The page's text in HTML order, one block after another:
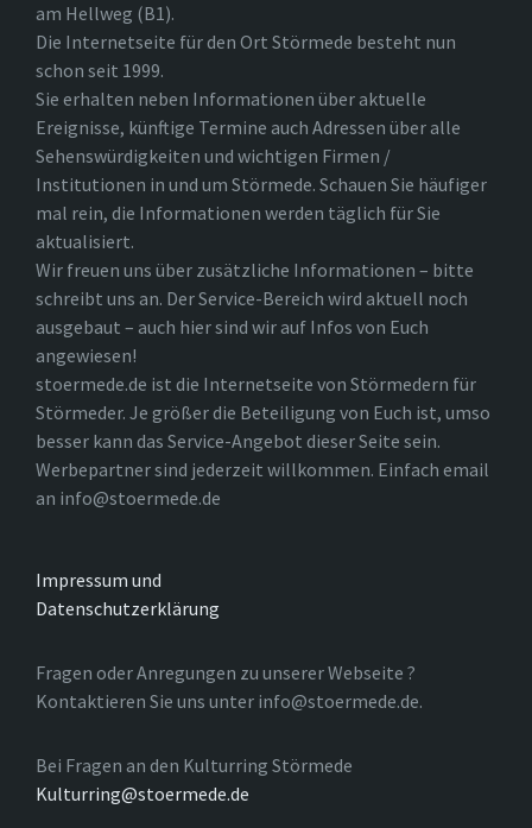
am Hellweg (B1).
Die Internetseite für den Ort Störmede besteht nun
schon seit 1999.
Sie erhalten neben Informationen über aktuelle
Ereignisse, künftige Termine auch Adressen über alle
Sehenswürdigkeiten und wichtigen Firmen /
Institutionen in und um Störmede. Schauen Sie häufiger
mal rein, die Informationen werden täglich für Sie
aktualisiert.
Wir freuen uns über zusätzliche Informationen – bitte
schreibt uns an. Der Service-Bereich wird aktuell noch
ausgebaut – auch hier sind wir auf Infos von Euch
angewiesen!
stoermede.de ist die Internetseite von Störmedern für
Störmeder. Je größer die Beteiligung von Euch ist, umso
besser kann das Service-Angebot dieser Seite sein.
Werbepartner sind jederzeit willkommen. Einfach email
an info@stoermede.de
Impressum und
Datenschutzerklärung
Fragen oder Anregungen zu unserer Webseite ?
Kontaktieren Sie uns unter info@stoermede.de.
Bei Fragen an den Kulturring Störmede
Kulturring@stoermede.de